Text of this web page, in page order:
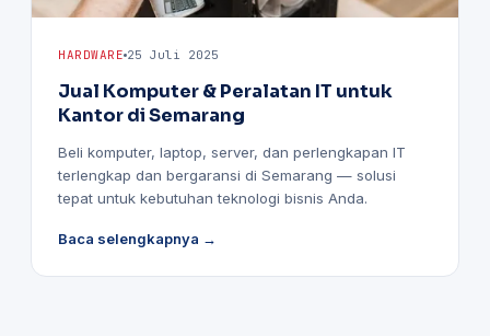
HARDWARE 25 Juli 2025
Jual Komputer & Peralatan IT untuk
Kantor di Semarang
Beli komputer, laptop, server, dan perlengkapan IT
terlengkap dan bergaransi di Semarang — solusi
tepat untuk kebutuhan teknologi bisnis Anda.
Baca selengkapnya →